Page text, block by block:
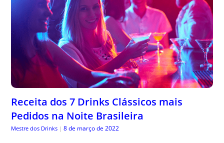
Receita dos 7 Drinks Clássicos mais
Pedidos na Noite Brasileira
Mestre dos Drinks | 8 de março de 2022